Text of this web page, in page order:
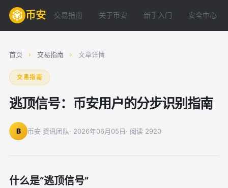
币安 交易指南 关于币安 新手入门 安全中心
首页 › 交易指南 › 文章详情
交易指南
逃顶信号：币安用户的分步识别指南
B 币安 资讯团队· 2026年06月05日· 阅读 2920
什么是“逃顶信号”